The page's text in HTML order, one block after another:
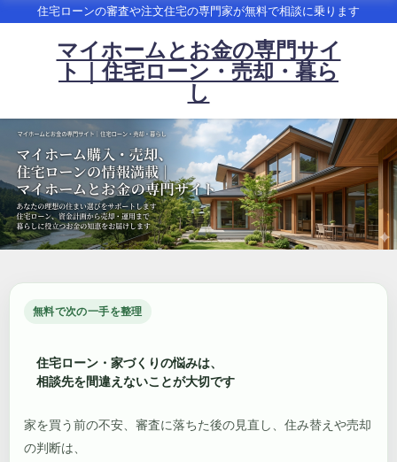
住宅ローンの審査や注文住宅の専門家が無料で相談に乗ります
マイホームとお金の専門サイ
ト｜住宅ローン・売却・暮ら
し
無料で次の一手を整理
住宅ローン・家づくりの悩みは、
相談先を間違えないことが大切です
家を買う前の不安、審査に落ちた後の見直し、住み替えや売却
の判断は、